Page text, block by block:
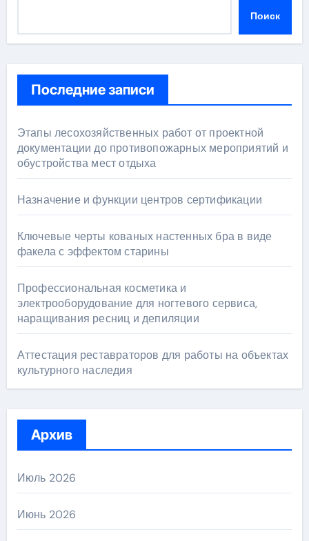
Поиск
Последние записи
Этапы лесохозяйственных работ от проектной
документации до противопожарных мероприятий и
обустройства мест отдыха
Назначение и функции центров сертификации
Ключевые черты кованых настенных бра в виде
факела с эффектом старины
Профессиональная косметика и
электрооборудование для ногтевого сервиса,
наращивания ресниц и депиляции
Аттестация реставраторов для работы на объектах
культурного наследия
Архив
Июль 2026
Июнь 2026